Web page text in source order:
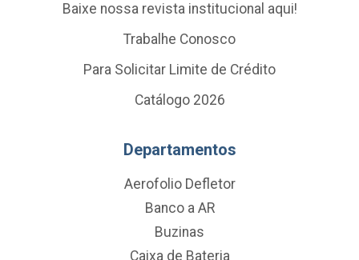
Baixe nossa revista institucional aqui!
Trabalhe Conosco
Para Solicitar Limite de Crédito
Catálogo 2026
Departamentos
Aerofolio Defletor
Banco a AR
Buzinas
Caixa de Bateria